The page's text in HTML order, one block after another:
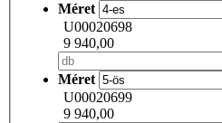
Méret
U00020698
9 940,00
Méret
U00020699
9 940,00